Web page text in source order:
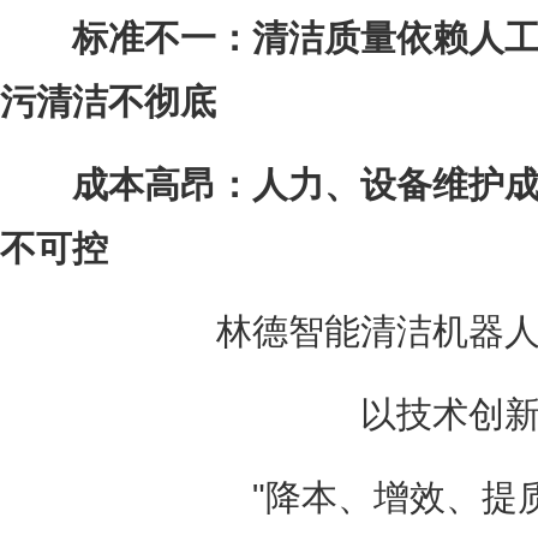
标准不一：清洁质量依赖人工
污清洁不彻底
成本高昂：人力、设备维护成
不可控
林德智能清洁机器人
以技术创新
"降本、增效、提